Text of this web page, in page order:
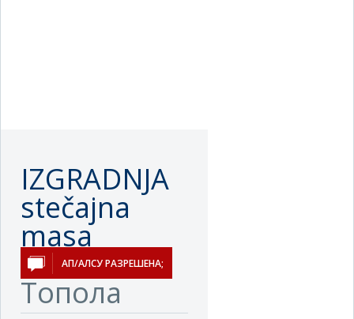
IZGRADNJA
stečajna
masa
Бачка
Топола
АП/АЛСУ РАЗРЕШЕНА;